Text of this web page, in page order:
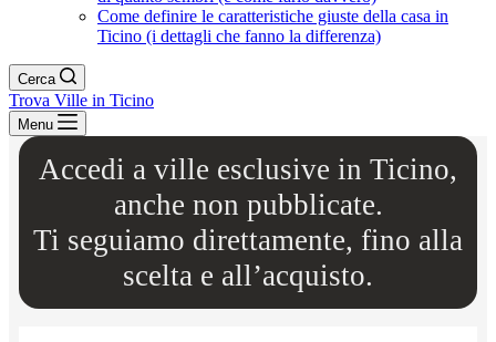
Come definire le caratteristiche giuste della casa in
Ticino (i dettagli che fanno la differenza)
Cerca
Trova Ville in Ticino
Menu
Accedi a ville esclusive in Ticino,
anche non pubblicate.
Ti seguiamo direttamente, fino alla
scelta e all’acquisto.